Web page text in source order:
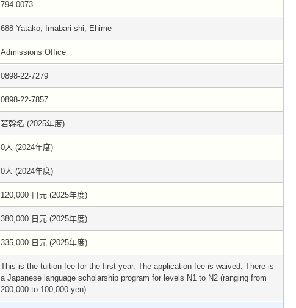
794-0073
688 Yatako, Imabari-shi, Ehime
Admissions Office
0898-22-7279
0898-22-7857
若幹名 (2025年度)
0人 (2024年度)
0人 (2024年度)
120,000 日元 (2025年度)
380,000 日元 (2025年度)
335,000 日元 (2025年度)
This is the tuition fee for the first year. The application fee is waived. There is
a Japanese language scholarship program for levels N1 to N2 (ranging from
200,000 to 100,000 yen).